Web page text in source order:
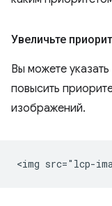
Увеличьте
Вы можете указать
повысить
изображений.